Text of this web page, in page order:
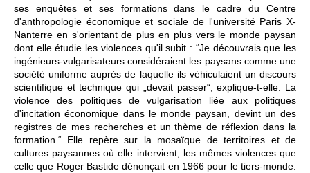
ses enquêtes et ses formations dans le cadre du Centre
d'anthropologie économique et sociale de l'université Paris X-
Nanterre en s'orientant de plus en plus vers le monde paysan
dont elle étudie les violences qu'il subit : “Je découvrais que les
ingénieurs-vulgarisateurs considéraient les paysans comme une
société uniforme auprès de laquelle ils véhiculaient un discours
scientifique et technique qui „devait passer“, explique-t-elle. La
violence des politiques de vulgarisation liée aux politiques
d'incitation économique dans le monde paysan, devint un des
registres de mes recherches et un thème de réflexion dans la
formation.“ Elle repère sur la mosaïque de territoires et de
cultures paysannes où elle intervient, les mêmes violences que
celle que Roger Bastide dénonçait en 1966 pour le tiers-monde.